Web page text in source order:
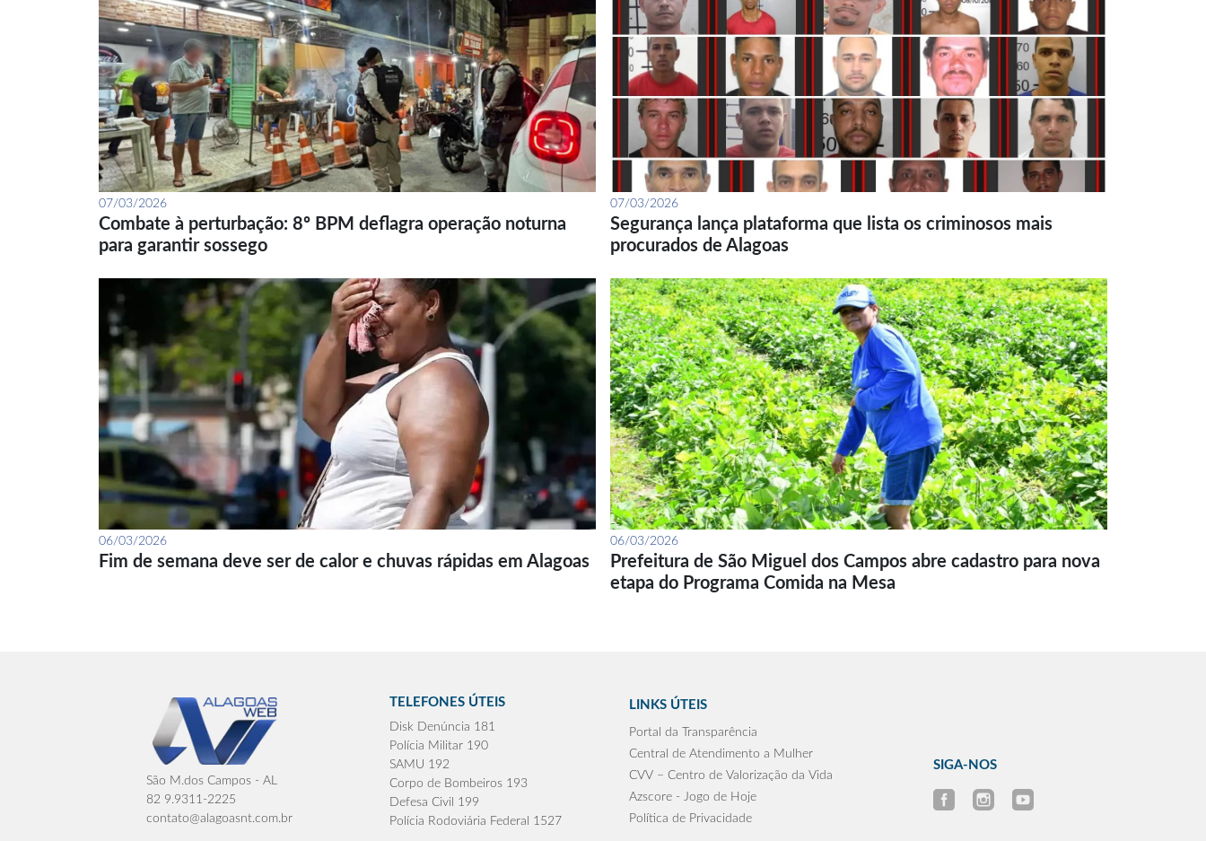
07/03/2026
Combate à perturbação: 8º BPM deflagra operação noturna
para garantir sossego
07/03/2026
Segurança lança plataforma que lista os criminosos mais
procurados de Alagoas
06/03/2026
Fim de semana deve ser de calor e chuvas rápidas em Alagoas
06/03/2026
Prefeitura de São Miguel dos Campos abre cadastro para nova
etapa do Programa Comida na Mesa
São M.dos Campos - AL
82 9.9311-2225
contato@alagoasnt.com.br
TELEFONES ÚTEIS
Disk Denúncia 181
Polícia Militar 190
SAMU 192
Corpo de Bombeiros 193
Defesa Civil 199
Polícia Rodoviária Federal 1527
LINKS ÚTEIS
Portal da Transparência
Central de Atendimento a Mulher
CVV – Centro de Valorização da Vida
Azscore - Jogo de Hoje
Política de Privacidade
SIGA-NOS